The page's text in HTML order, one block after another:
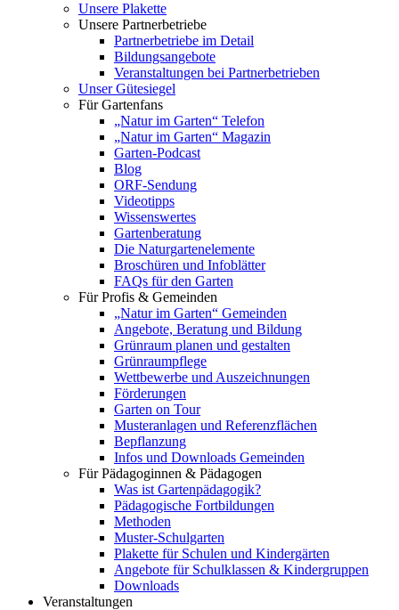
Unsere Plakette
Unsere Partnerbetriebe
Partnerbetriebe im Detail
Bildungsangebote
Veranstaltungen bei Partnerbetrieben
Unser Gütesiegel
Für Gartenfans
„Natur im Garten“ Telefon
„Natur im Garten“ Magazin
Garten-Podcast
Blog
ORF-Sendung
Videotipps
Wissenswertes
Gartenberatung
Die Naturgartenelemente
Broschüren und Infoblätter
FAQs für den Garten
Für Profis & Gemeinden
„Natur im Garten“ Gemeinden
Angebote, Beratung und Bildung
Grünraum planen und gestalten
Grünraumpflege
Wettbewerbe und Auszeichnungen
Förderungen
Garten on Tour
Musteranlagen und Referenzflächen
Bepflanzung
Infos und Downloads Gemeinden
Für Pädagoginnen & Pädagogen
Was ist Gartenpädagogik?
Pädagogische Fortbildungen
Methoden
Muster-Schulgarten
Plakette für Schulen und Kindergärten
Angebote für Schulklassen & Kindergruppen
Downloads
Veranstaltungen